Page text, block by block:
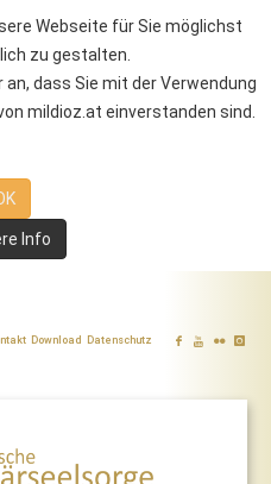
Webseite für Sie möglichst
zu gestalten.
dass Sie mit der Verwendung
mildioz.at einverstanden sind.
Info
Download Datenschutz